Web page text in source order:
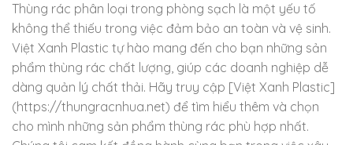
Thùng rác phân loại trong phòng sạch là một yếu tố
không thể thiếu trong việc đảm bảo an toàn và vệ sinh.
Việt Xanh Plastic tự hào mang đến cho bạn những sản
phẩm thùng rác chất lượng, giúp các doanh nghiệp dễ
dàng quản lý chất thải. Hãy truy cập [Việt Xanh Plastic]
(https://thungracnhua.net) để tìm hiểu thêm và chọn
cho mình những sản phẩm thùng rác phù hợp nhất.